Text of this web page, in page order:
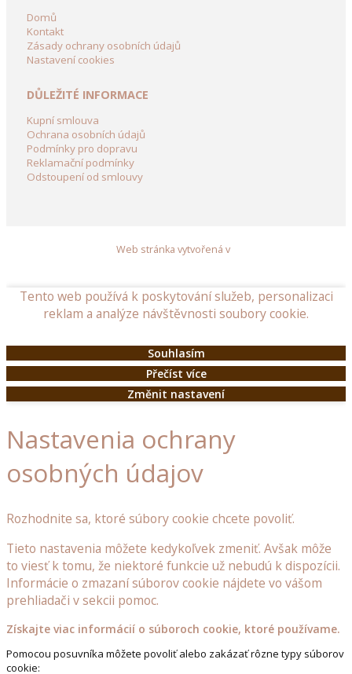
Domů
Kontakt
Zásady ochrany osobních údajů
Nastavení cookies
DŮLEŽITÉ INFORMACE
Kupní smlouva
Ochrana osobních údajů
Podmínky pro dopravu
Reklamační podmínky
Odstoupení od smlouvy
Web stránka vytvořená v
Tento web používá k poskytování služeb, personalizaci
reklam a analýze návštěvnosti soubory cookie.
Souhlasím
Přečíst více
Změnit nastavení
Nastavenia ochrany
osobných údajov
Rozhodnite sa, ktoré súbory cookie chcete povoliť.
Tieto nastavenia môžete kedykoľvek zmeniť. Avšak môže
to viesť k tomu, že niektoré funkcie už nebudú k dispozícii.
Informácie o zmazaní súborov cookie nájdete vo vášom
prehliadači v sekcii pomoc.
Získajte viac informácií o súboroch cookie, ktoré používame.
Pomocou posuvníka môžete povoliť alebo zakázať rôzne typy súborov
cookie: